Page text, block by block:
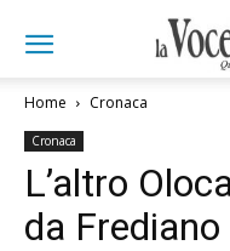
Home Cronaca
Cronaca
L’altro
da Frediano